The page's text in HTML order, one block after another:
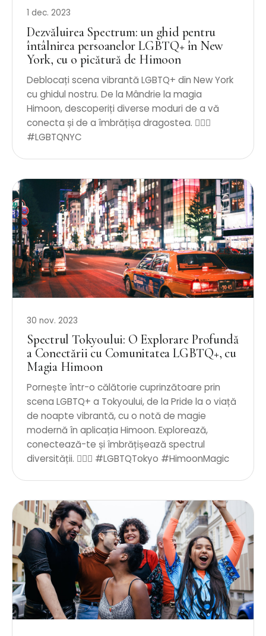
1 dec. 2023
Dezvăluirea Spectrum: un ghid pentru
întâlnirea persoanelor LGBTQ+ în New
York, cu o picătură de Himoon
Deblocați scena vibrantă LGBTQ+ din New York
cu ghidul nostru. De la Mândrie la magia
Himoon, descoperiți diverse moduri de a vă
conecta și de a îmbrățișa dragostea. 🏳️‍🌈✨
#LGBTQNYC
30 nov. 2023
Spectrul Tokyoului: O Explorare Profundă
a Conectării cu Comunitatea LGBTQ+, cu
Magia Himoon
Pornește într-o călătorie cuprinzătoare prin
scena LGBTQ+ a Tokyoului, de la Pride la o viață
de noapte vibrantă, cu o notă de magie
modernă în aplicația Himoon. Explorează,
conectează-te și îmbrățișează spectrul
diversității. 🏳️‍🌈✨ #LGBTQTokyo #HimoonMagic